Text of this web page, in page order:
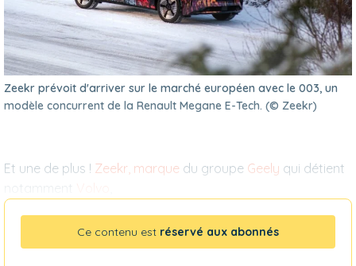
Zeekr prévoit d'arriver sur le marché européen avec le 003, un
modèle concurrent de la Renault Megane E-Tech. (© Zeekr)
Et une de plus ! Zeekr, marque du groupe Geely qui détient
Ce contenu est réservé aux abonnés